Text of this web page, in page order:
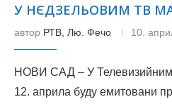
У НЄДЗЕЛЬОВИМ ТВ
автор РТВ, Лю. Фечо 10.
НОВИ САД – У Телевизийним
12. априла буду емитовани